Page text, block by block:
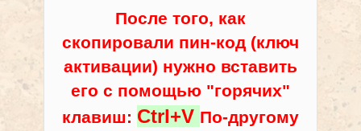
После того, как
скопировали пин-код (ключ
активации) нужно вставить
его с помощью "горячих"
клавиш: Ctrl+V По-другому